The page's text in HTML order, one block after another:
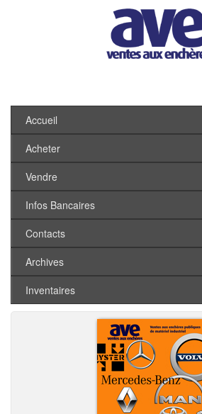
Accueil
Acheter
Vendre
Infos Bancaires
Contacts
Archives
Inventaires